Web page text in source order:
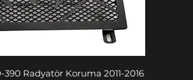
просмотр
Radyatör Koruma 2011-2016